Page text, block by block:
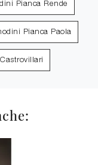
Pianca Rende
Pianca Paola